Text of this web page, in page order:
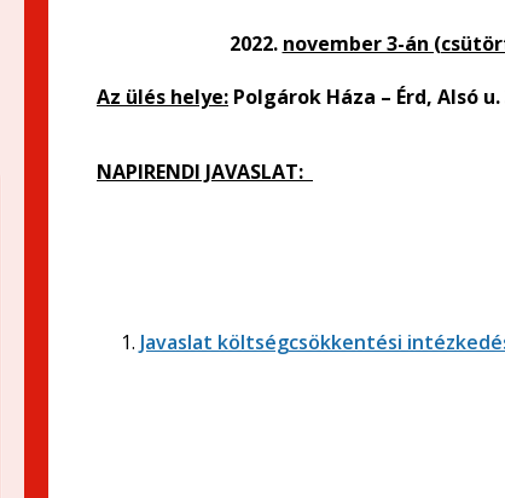
2022. november 3-án
Az ülés helye: Polgárok Háza – Érd, Alsó
NAPIRENDI JAVASLAT:
Javaslat költségcsökkentési